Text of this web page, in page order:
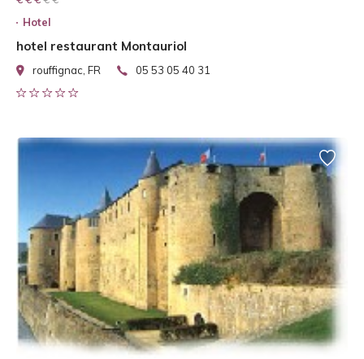
Hotel
hotel restaurant Montauriol
rouffignac, FR 05 53 05 40 31